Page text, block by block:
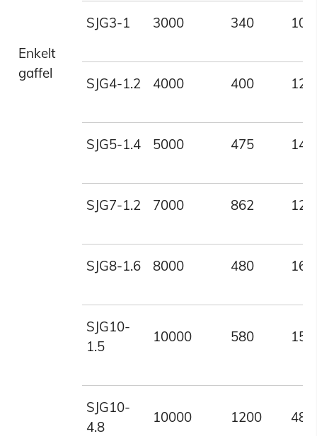
Enkelt
gaffel
SJG3-1 3000 340
SJG4-1.2 4000 400
SJG5-1.4 5000 475
SJG7-1.2 7000 862
SJG8-1.6 8000 480
SJG10-
1.5
10000 580
SJG10-
4.8
10000 1200